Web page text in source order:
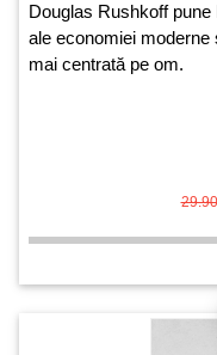
Douglas Rushkoff
ale economiei
mai centrată pe om.
29.90